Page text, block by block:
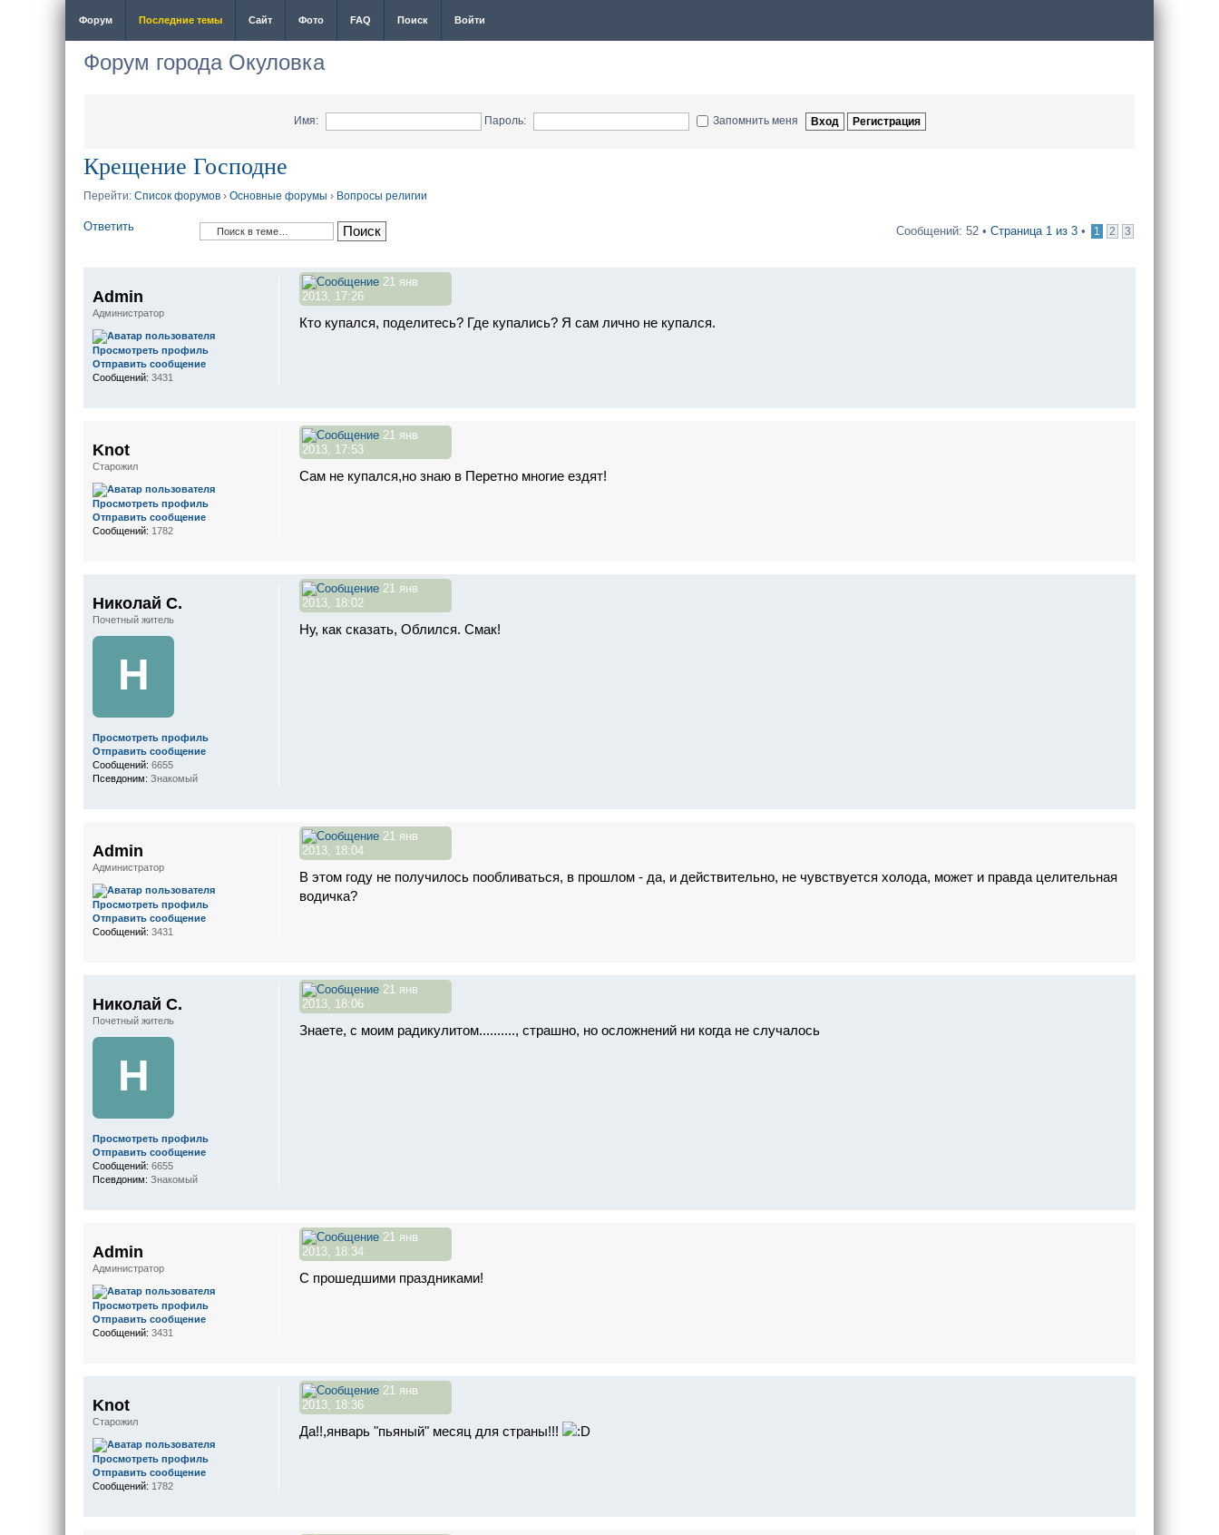
Форум Последние темы Сайт Фото FAQ Поиск Войти
Форум города Окуловка
Имя: Пароль: Запомнить меня
Крещение Господне
Перейти: Список форумов › Основные форумы › Вопросы религии
Ответить Сообщений: 52 • Страница 1 из 3 • 1 2 3
21 янв
2013, 17:26
Кто купался, поделитесь? Где купались? Я сам лично не купался.
Admin
Администратор
Просмотреть профиль
Отправить сообщение
Сообщений: 3431
21 янв
2013, 17:53
Сам не купался,но знаю в Перетно многие ездят!
Knot
Старожил
Просмотреть профиль
Отправить сообщение
Сообщений: 1782
21 янв
2013, 18:02
Ну, как сказать, Облился. Смак!
Николай С.
Почетный житель
Н
Просмотреть профиль
Отправить сообщение
Сообщений: 6655
Псевдоним: Знакомый
21 янв
2013, 18:04
В этом году не получилось пообливаться, в прошлом - да, и действительно, не чувствуется холода, может и правда целительная
водичка?
Admin
Администратор
Просмотреть профиль
Отправить сообщение
Сообщений: 3431
21 янв
2013, 18:06
Знаете, с моим радикулитом.........., страшно, но осложнений ни когда не случалось
Николай С.
Почетный житель
Н
Просмотреть профиль
Отправить сообщение
Сообщений: 6655
Псевдоним: Знакомый
21 янв
2013, 18:34
С прошедшими праздниками!
Admin
Администратор
Просмотреть профиль
Отправить сообщение
Сообщений: 3431
21 янв
2013, 18:36
Да!!,январь "пьяный" месяц для страны!!!
Knot
Старожил
Просмотреть профиль
Отправить сообщение
Сообщений: 1782